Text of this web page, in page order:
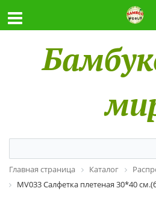
Главная страница Каталог
MV033 Салфетка плетеная 30*40